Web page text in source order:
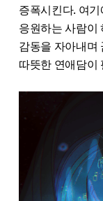
증폭시킨다. 여
응원하는 사람이
감동을 자아내며
따뜻한 연애담이